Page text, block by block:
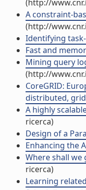
(http://
A constraint-
(http://
Identifying
Fast and
Mining query
(http://
CoreGRID:
distributed, grid
A highly
ricerca)
Design of a
Enhancing the
Where shall
ricerca)
Learning